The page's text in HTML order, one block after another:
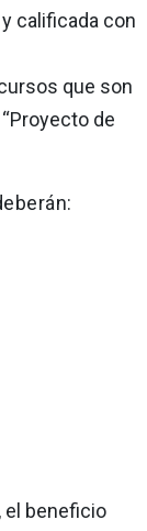
calificada con
que son
de
el beneficio